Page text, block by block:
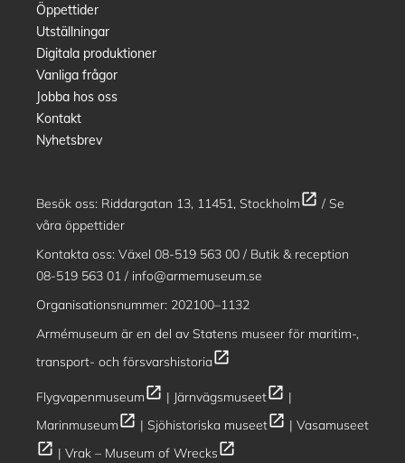
Öppettider
Utställningar
Digitala produktioner
Vanliga frågor
Jobba hos oss
Kontakt
Nyhetsbrev
Besök oss: Riddargatan 13, 11451, Stockholmopen_in_new / Se
våra öppettider
Kontakta oss: Växel 08-519 563 00 / Butik & reception
08-519 563 01 / info@armemuseum.se
Organisationsnummer: 202100–1132
Armémuseum är en del av Statens museer för maritim-,
transport- och försvarshistoriaopen_in_new
Flygvapenmuseumopen_in_new | Järnvägsmuseetopen_in_new |
Marinmuseumopen_in_new | Sjöhistoriska museetopen_in_new | Vasamuseet
open_in_new | Vrak – Museum of Wrecksopen_in_new